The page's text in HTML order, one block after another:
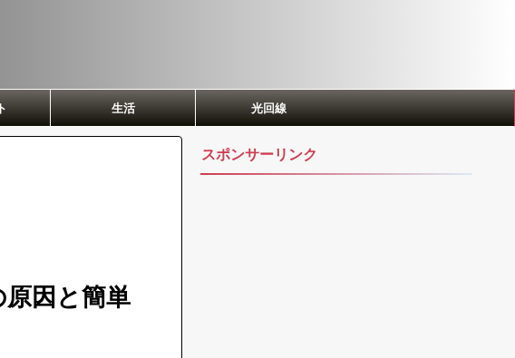
生活 光回線
因と簡単
スポンサーリンク